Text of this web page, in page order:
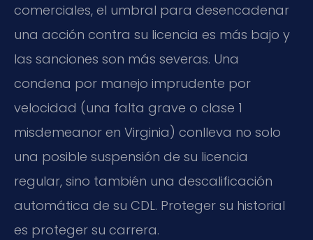
comerciales, el umbral para desencadenar
una acción contra su licencia es más bajo y
las sanciones son más severas. Una
condena por manejo imprudente por
velocidad (una falta grave o clase 1
misdemeanor en Virginia) conlleva no solo
una posible suspensión de su licencia
regular, sino también una descalificación
automática de su CDL. Proteger su historial
es proteger su carrera.